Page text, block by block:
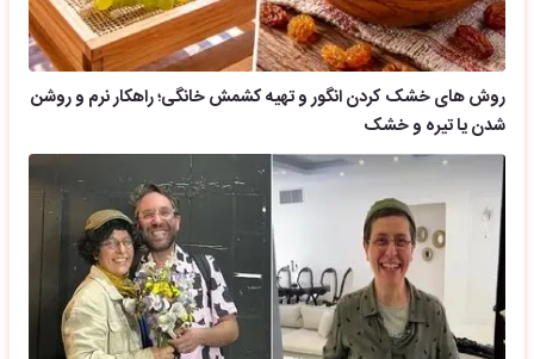
روش های خشک کردن انگور و تهیه کشمش خانگی؛ راهکار نرم و روشن
شدن یا تیره و خشک